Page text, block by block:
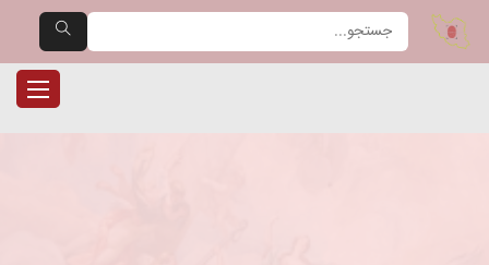
ایران حضور — مرجع تخصصی
ناوبری